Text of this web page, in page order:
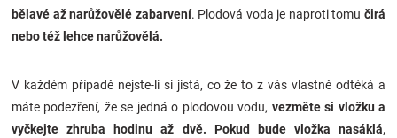
bělavé až narůžovělé zabarvení. Plodová voda je naproti tomučirá
nebo též lehce narůžovělá.
V každém případě nejste-li si jistá, co že to z vás vlastně odtéká a
máte podezření, že se jedná o plodovou vodu, vezměte si vložku a
vyčkejte zhruba hodinu až dvě. Pokud bude vložka nasáklá,